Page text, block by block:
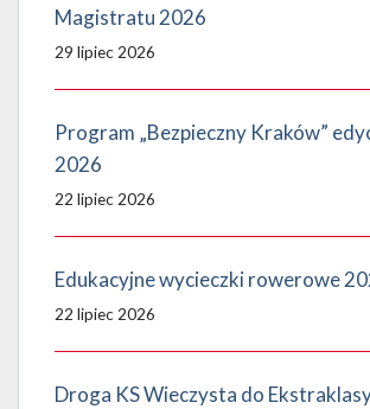
Magistratu 2026
29 lipiec 2026
Program „Bezpieczny Kraków”
2026
22 lipiec 2026
Edukacyjne wycieczki rowerowe
22 lipiec 2026
Droga KS Wieczysta do